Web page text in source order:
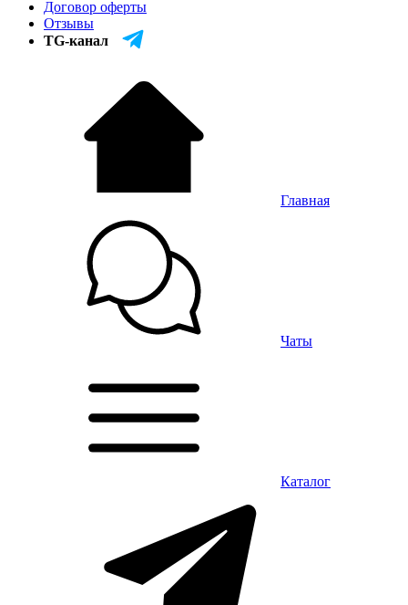
Договор оферты
Отзывы
TG-канал
Главная
Чаты
Каталог